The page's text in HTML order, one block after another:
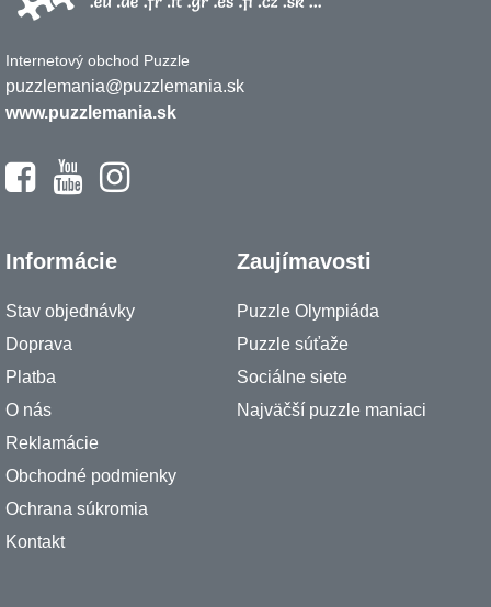
Internetový obchod Puzzle
puzzlemania@puzzlemania.sk
www.puzzlemania.sk
Informácie
Stav objednávky
Doprava
Platba
O nás
Reklamácie
Obchodné podmienky
Ochrana súkromia
Kontakt
Zaujímavosti
Puzzle Olympiáda
Puzzle súťaže
Sociálne siete
Najväčší puzzle maniaci